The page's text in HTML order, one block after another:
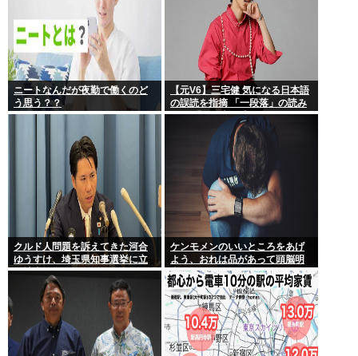
ニートなんだが夜勤で働くのど
う思う？？
【元V6】三宅健 気になる日本語
の誤読を指摘 「一段落」の読み
は？ 「使い方間違ってるんだよ
クルド人問題を訴えてきた河合
ゆうすけ、埼玉県知事選挙に立
候補表明www
ケンモメンのいいところをあげ
よう、おれは品があって頭脳明
晰だとおもう